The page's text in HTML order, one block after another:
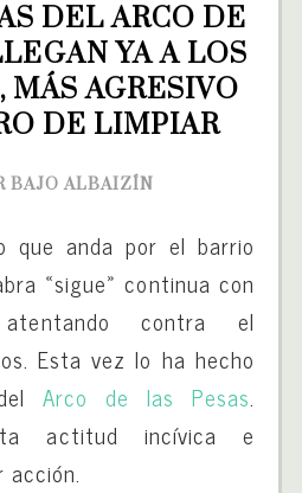
DEL ARCO DE
YA A LOS
AGRESIVO
DE LIMPIAR
BAJO ALBAIZÍN
que anda por el barrio
«sigue» continua con
contra el
Esta vez lo ha hecho
Arco de las Pesas.
actitud incívica e
acción.